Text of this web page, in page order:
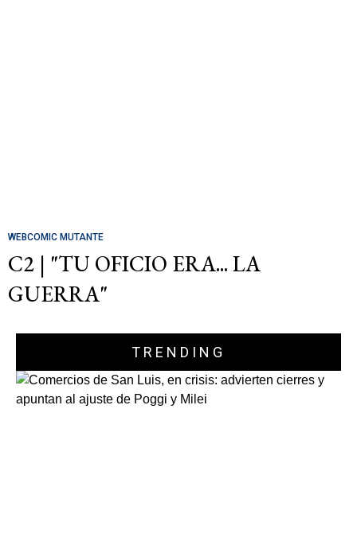
WEBCOMIC MUTANTE
C2 | "TU OFICIO ERA... LA
GUERRA"
TRENDING